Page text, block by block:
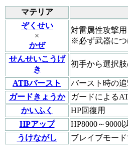
マテリア
ぞくせい
×
かぜ
対雷属性攻撃用
※必ず武器につ
せんせいこうげ
き
初手から選択
ATBバースト
バースト時の
ガードきょうか
ガードによる
かいふく
HP回復用
HPアップ
HP8000～9000
うけながし
ブレイブモー